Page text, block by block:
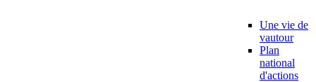
Une vie de
vautour
Plan
national
d'actions